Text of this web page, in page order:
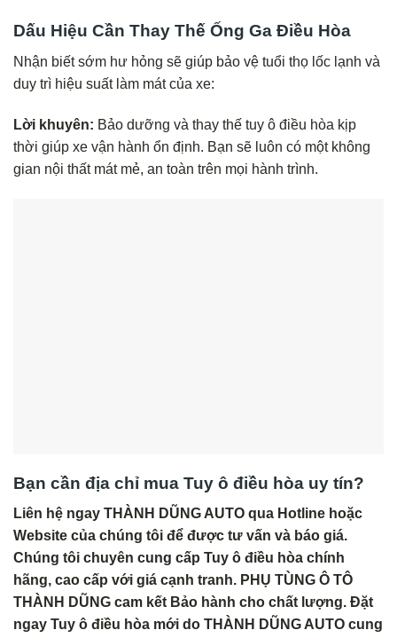
Dấu Hiệu Cần Thay Thế Ống Ga Điều Hòa
Nhận biết sớm hư hỏng sẽ giúp bảo vệ tuổi thọ lốc lạnh và
duy trì hiệu suất làm mát của xe:
Lời khuyên: Bảo dưỡng và thay thế tuy ô điều hòa kịp
thời giúp xe vận hành ổn định. Bạn sẽ luôn có một không
gian nội thất mát mẻ, an toàn trên mọi hành trình.
Bạn cần địa chỉ mua Tuy ô điều hòa uy tín?
Liên hệ ngay THÀNH DŨNG AUTO qua Hotline hoặc
Website của chúng tôi để được tư vấn và báo giá.
Chúng tôi chuyên cung cấp Tuy ô điều hòa chính
hãng, cao cấp với giá cạnh tranh. PHỤ TÙNG Ô TÔ
THÀNH DŨNG cam kết Bảo hành cho chất lượng. Đặt
ngay Tuy ô điều hòa mới do THÀNH DŨNG AUTO cung